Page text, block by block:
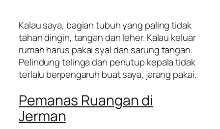
Kalau saya, bagian tubuh yang paling tidak
tahan dingin, tangan dan leher. Kalau keluar
rumah harus pakai syal dan sarung tangan.
Pelindung telinga dan penutup kepala tidak
terlalu berpengaruh buat saya, jarang pakai.
Pemanas Ruangan di
Jerman